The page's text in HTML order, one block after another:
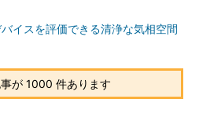
イスを評価できる清浄な気相空間
が 1000 件あります